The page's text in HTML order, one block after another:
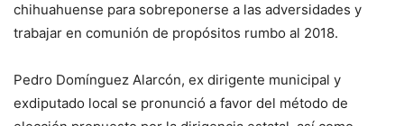
chihuahuense para sobreponerse a las adversidades y
trabajar en comunión de propósitos rumbo al 2018.
Pedro Domínguez Alarcón, ex dirigente municipal y
exdiputado local se pronunció a favor del método de